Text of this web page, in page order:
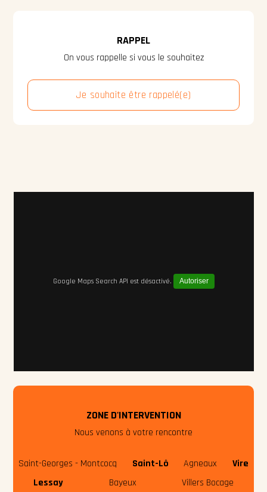
RAPPEL
On vous rappelle si vous le souhaitez
Je souhaite être rappelé(e)
Google Maps Search API est désactivé. Autoriser
ZONE D'INTERVENTION
Nous venons à votre rencontre
Saint-Georges - Montcocq Saint-Lô Agneaux
Vire
Lessay
Bayeux Villers Bocage